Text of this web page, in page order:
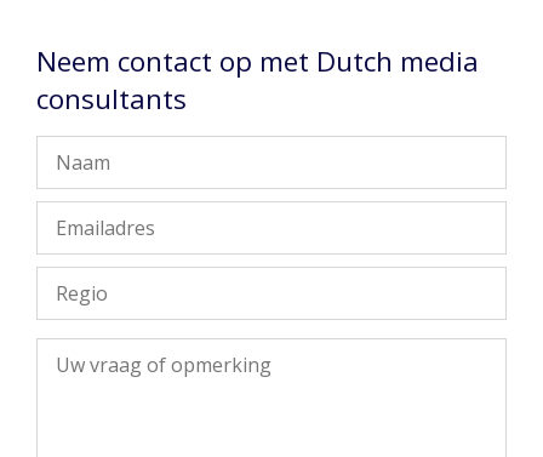
Neem contact op met Dutch media
consultants